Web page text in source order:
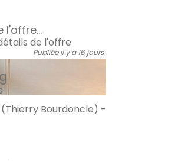
l'offre...
de l'offre
Publiée il y a 16 jours
Bourdoncle) -